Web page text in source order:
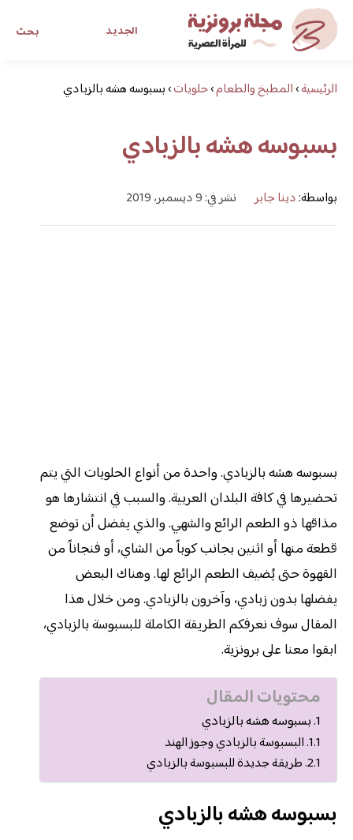
بحث الجديد
مجلة برونزية للفتاة العصرية
ابحث عن أي موضوع يهمك
الرئيسية›المطبخ والطعام›حلويات›بسبوسه هشه بالزبادي
بسبوسه هشه بالزبادي
بواسطة:دينا جابر نشر في: 9 ديسمبر، 2019
بسبوسه هشه بالزبادي. واحدة من أنواع الحلويات التي يتم
تحضيرها في كافة البلدان العربية. والسبب في انتشارها هو
مذاقها ذو الطعم الرائع والشهي. والذي يفضل أن توضع
قطعة منها أو اثنين بجانب كوباً من الشاي، أو فنجاناً من
القهوة حتى يُضيف الطعم الرائع لها. وهناك البعض
يفضلها بدون زبادي، وآخرون بالزبادي. ومن خلال هذا
المقال سوف نعرفكم الطريقة الكاملة للبسبوسة بالزبادي،
ابقوا معنا على برونزية.
محتويات المقال
بسبوسه هشه بالزبادي
البسبوسة بالزبادي وجوز الهند
طريقة جديدة للبسبوسة بالزبادي
بسبوسه هشه بالزبادي